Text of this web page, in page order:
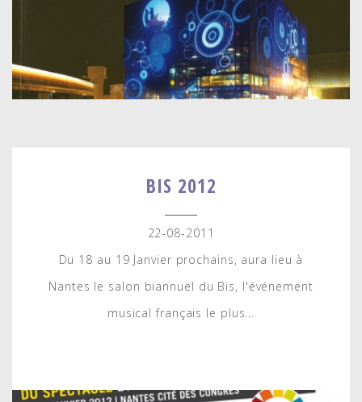
BIS 2012
22-08-2011
Du 18 au 19 Janvier prochains, aura lieu à
Nantes le salon biannuel du Bis, l'événement
musical français le plus...